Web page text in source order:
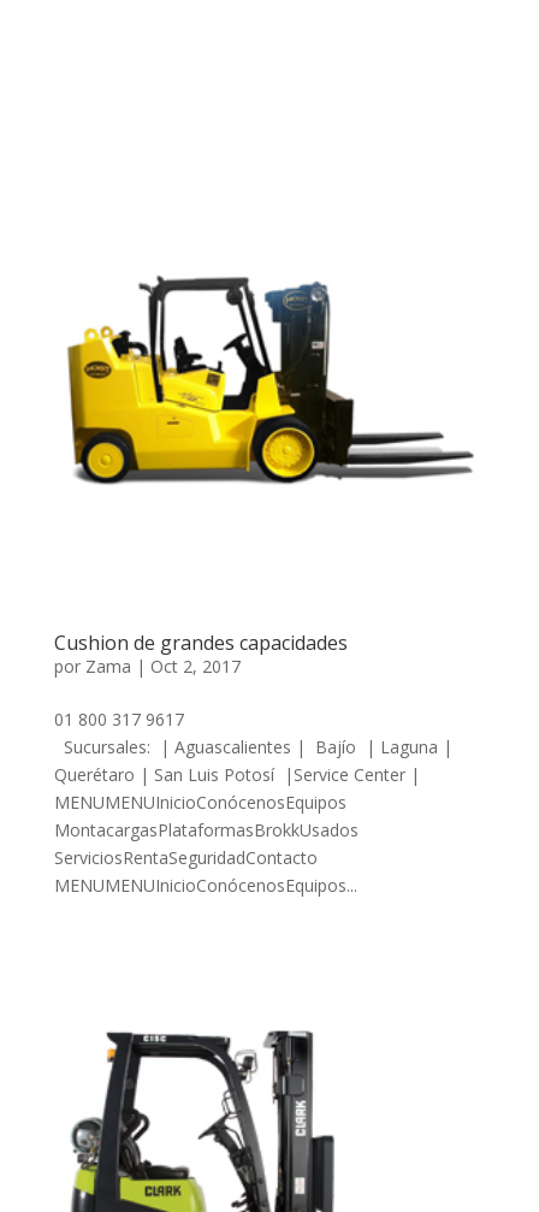
Cushion de grandes capacidades
por Zama | Oct 2, 2017
01 800 317 9617
Sucursales: | Aguascalientes | Bajío | Laguna |
Querétaro | San Luis Potosí |Service Center |
MENUMENUInicioConócenosEquipos
MontacargasPlataformasBrokkUsados
ServiciosRentaSeguridadContacto
MENUMENUInicioConócenosEquipos...